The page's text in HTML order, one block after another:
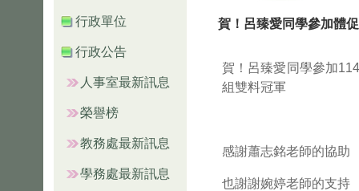
行政單位
行政公告
人事室最新訊息
榮譽榜
教務處最新訊息
學務處最新訊息
賀！呂臻愛同學參加體
賀！呂臻愛同學參加
組雙料冠軍
感謝蕭志銘老師的協助
也謝謝婉婷老師的支持